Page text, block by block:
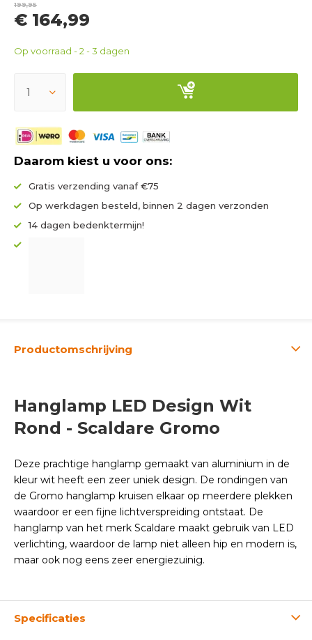
199,95
€ 164,99
Op voorraad - 2 - 3 dagen
Daarom kiest u voor ons:
Gratis verzending vanaf €75
Op werkdagen besteld, binnen 2 dagen verzonden
14 dagen bedenktermijn!
Productomschrijving
Hanglamp LED Design Wit
Rond - Scaldare Gromo
Deze prachtige hanglamp gemaakt van aluminium in de
kleur wit heeft een zeer uniek design. De rondingen van
de Gromo hanglamp kruisen elkaar op meerdere plekken
waardoor er een fijne lichtverspreiding ontstaat. De
hanglamp van het merk Scaldare maakt gebruik van LED
verlichting, waardoor de lamp niet alleen hip en modern is,
maar ook nog eens zeer energiezuinig.
Specificaties